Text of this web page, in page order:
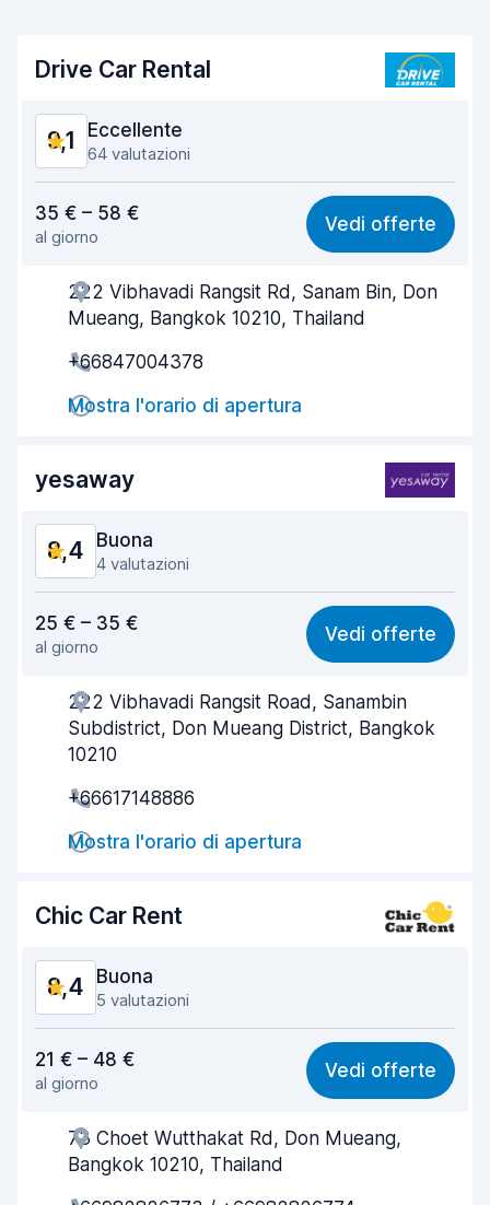
Drive Car Rental
9,1 Eccellente
64 valutazioni
9,2
Facile da trovare 8,2
Gentilezza degli agenti 9,3
Condizioni dell'auto 9,3
35 € – 58 €
al giorno
Vedi offerte
222 Vibhavadi Rangsit Rd, Sanam Bin, Don
Mueang, Bangkok 10210, Thailand
+66847004378
Mostra l'orario di apertura
yesaway
8,4 Buona
4 valutazioni
8,5
Facile da trovare 8,4
Gentilezza degli agenti
Rapidità del ritiro
Rapidità della riconsegna
Pulizia del veicolo
25 € – 35 €
al giorno
Vedi offerte
222 Vibhavadi Rangsit Road, Sanambin
Subdistrict, Don Mueang District, Bangkok
10210
+66617148886
Mostra l'orario di apertura
Chic Car Rent
8,4 Buona
5 valutazioni
8,5
Facile da trovare 7,9
Gentilezza degli agenti
21 € – 48 €
al giorno
Vedi offerte
73 Choet Wutthakat Rd, Don Mueang,
Bangkok 10210, Thailand